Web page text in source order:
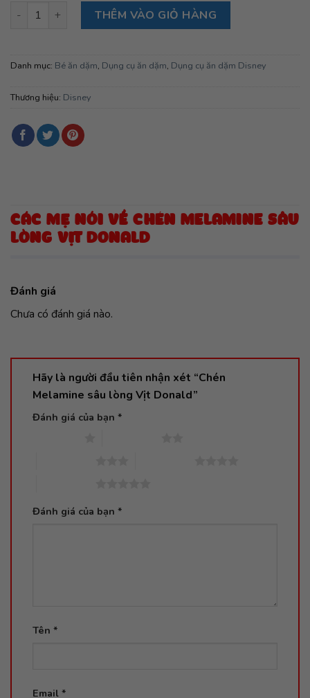
Chén Melamine sâu lòng Vịt Donald số lượng
THÊM VÀO GIỎ HÀNG
Danh mục: Bé ăn dặm, Dụng cụ ăn dặm, Dụng cụ ăn dặm Disney
Thương hiệu: Disney
CÁC MẸ NÓI VỀ CHÉN MELAMINE SÂU
LÒNG VỊT DONALD
Đánh giá
Chưa có đánh giá nào.
Hãy là người đầu tiên nhận xét “Chén
Melamine sâu lòng Vịt Donald”
Đánh giá của bạn *
Đánh giá của bạn *
Tên *
Email *